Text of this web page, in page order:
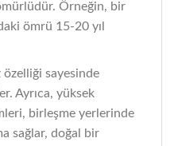
Örneğin, bir
ömrü 15-20 yıl
özelliği sayesinde
Ayrıca, yüksek
birleşme yerlerinde
sağlar, doğal bir